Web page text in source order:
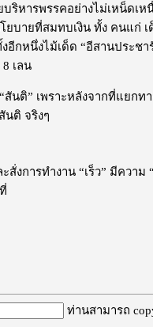
หารพรรคอย่างไม่เหน็ดเห
ยบายที่สมทบเงิน ทั้ง คนแก่
หนึ่งไม้เด็ด “อีสานประชา
เลน
นติ” เพราะหลังจากที่แยกท
นติ จริงๆ
สั่งการทำงาน “เร็ว” มีควา
ท่านสามารถ